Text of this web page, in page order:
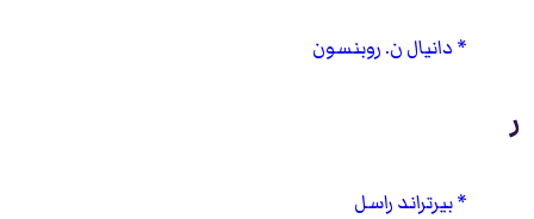
دانيال ن. روبنسون
ر
بيرتراند راسل